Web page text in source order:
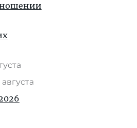
августа